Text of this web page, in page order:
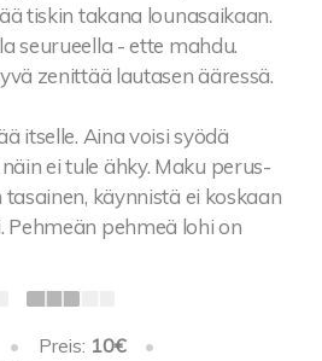
tiskin takana lounasaikaan.
seurueella - ette mahdu.
zenittää lautasen ääressä.
itselle. Aina voisi syödä
ei tule ähky. Maku perus-
käynnistä ei koskaan
Pehmeän pehmeä lohi on
• Preis: 10€
•